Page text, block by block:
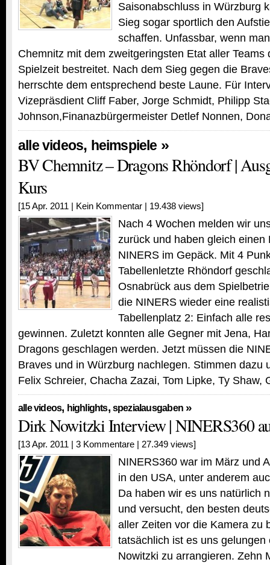
Saisonabschluss in Würzburg
Sieg sogar sportlich den
schaffen. Unfassbar, wenn
Chemnitz mit dem zweitgeringsten Etat aller Teams
Spielzeit bestreitet. Nach dem Sieg gegen die
herrschte dem entsprechend beste Laune. Für
Vizepräsdient Cliff Faber, Jorge Schmidt, Philipp
Johnson,Finanazbürgermeister Detlef Nonnen,
alle videos, heimspiele »
BV Chemnitz – Dragons Rhöndorf |
Kurs
[15 Apr. 2011 | Kein Kommentar | 19.438 views]
Nach 4 Wochen melden wir
zurück und haben gleich einen
NINERS im Gepäck. Mit 4
Tabellenletzte Rhöndorf
Osnabrück aus dem
die NINERS wieder eine
Tabellenplatz 2: Einfach alle
gewinnen. Zuletzt konnten alle Gegner mit Jena,
Dragons geschlagen werden. Jetzt müssen die
Braves und in Würzburg nachlegen. Stimmen dazu
Felix Schreier, Chacha Zazai, Tom Lipke, Ty
alle videos, highlights, spezialausgaben »
Dirk Nowitzki Interview | NINERS360
[13 Apr. 2011 | 3 Kommentare | 27.349 views]
NINERS360 war im März und
in den USA, unter anderem
Da haben wir es uns natürlich
und versucht, den besten
aller Zeiten vor die Kamera zu
tatsächlich ist es uns
Nowitzki zu arrangieren. Zehn